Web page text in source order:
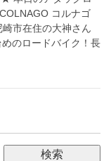
コルナゴ
市在住の大神さん
のロードバイク！長